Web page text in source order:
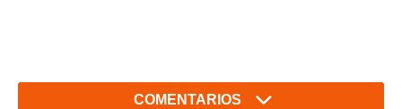
COMENTARIOS